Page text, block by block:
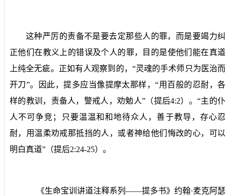
这种严厉的责备不是要去定那些人的罪，而是要竭力纠
正他们在教义上的错误及个人的罪，目的是使他们能在真道
上纯全无疵。正如有人观察到的，“灵魂的手术师只为医治而
开刀”。因此，提多应当像提摩太那样，“用百般的忍耐，各
样的教训，责备人，警戒人，劝勉人”（提后4:2）。“主的仆
人不可争竞；只要温温和和地待众人，善于教导，存心忍
耐，用温柔劝戒那抵挡的人，或者神给他们悔改的心，可以
明白真道”（提后2:24-25）。
《生命宝训讲道注释系列——提多书》约翰·麦克阿瑟